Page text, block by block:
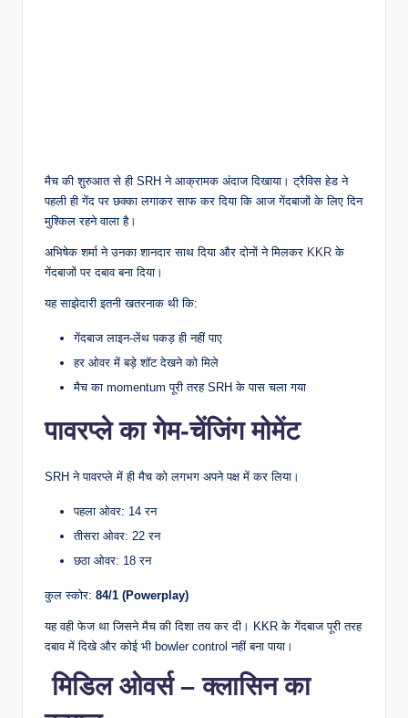
मैच की शुरुआत से ही SRH ने आक्रामक अंदाज दिखाया। ट्रैविस हेड ने
पहली ही गेंद पर छक्का लगाकर साफ कर दिया कि आज गेंदबाजों के लिए दिन
मुश्किल रहने वाला है।
अभिषेक शर्मा ने उनका शानदार साथ दिया और दोनों ने मिलकर KKR के
गेंदबाजों पर दबाव बना दिया।
यह साझेदारी इतनी खतरनाक थी कि:
गेंदबाज लाइन-लेंथ पकड़ ही नहीं पाए
हर ओवर में बड़े शॉट देखने को मिले
मैच का momentum पूरी तरह SRH के पास चला गया
पावरप्ले का गेम-चेंजिंग मोमेंट
SRH ने पावरप्ले में ही मैच को लगभग अपने पक्ष में कर लिया।
पहला ओवर: 14 रन
तीसरा ओवर: 22 रन
छठा ओवर: 18 रन
कुल स्कोर: 84/1 (Powerplay)
यह वही फेज था जिसने मैच की दिशा तय कर दी। KKR के गेंदबाज पूरी तरह
दबाव में दिखे और कोई भी bowler control नहीं बना पाया।
मिडिल ओवर्स – क्लासिन का